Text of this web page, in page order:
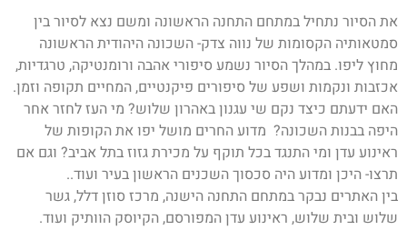
את הסיור נתחיל במתחם התחנה הראשונה ומשם נצא לסיור בין
סמטאותיה הקסומות של נווה צדק- השכונה היהודית הראשונה
מחוץ ליפו. במהלך הסיור נשמע סיפורי אהבה ורומנטיקה, טרגדיות,
אכזבות ונקמות ושפע של סיפורים פיקנטיים, המחיים תקופה וזמן.
האם ידעתם כיצד נקם שי עגנון באהרון שלוש? מי העז לחזר אחר
היפה בבנות השכונה? מדוע החרים מושל יפו את הקופות של
ראינוע עדן ומי התנגד בכל תוקף על מכירת גזוז בתל אביב? וגם אם
תרצו- היכן ומדוע היה סכסוך השכנים הראשון בעיר ועוד..
בין האתרים נבקר במתחם התחנה הישנה, מרכז סוזן דלל, גשר
שלוש ובית שלוש, ראינוע עדן המפורסם, הקיוסק הוותיק ועוד.